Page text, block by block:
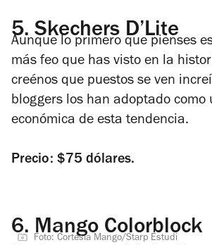
5.Skechers D’Lite
Aunque lo primero que pienses
más feo que has visto en la
creénos que puestos se ven
bloggers los han adoptado como
económica de esta tendencia.
Precio: $75 dólares.
6. Mango Colorblock
Foto: Cortesía Mango/Starp Estudi